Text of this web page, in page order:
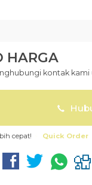
HARGA
kontak
cepat! Quick Order